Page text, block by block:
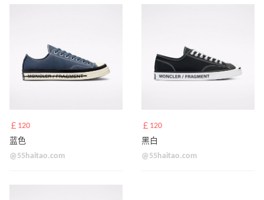
￡120
蓝色
@55haitao.com
￡120
黑白
@55haitao.com